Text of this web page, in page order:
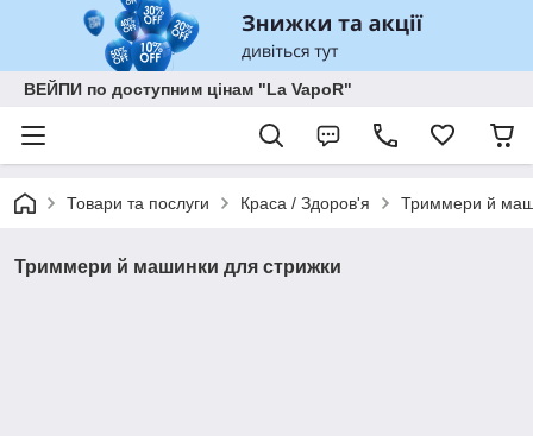
ВЕЙПИ по доступним цінам "La VapoR"
Товари та послуги Краса / Здоров'я Триммери й
Триммери й машинки для стрижки